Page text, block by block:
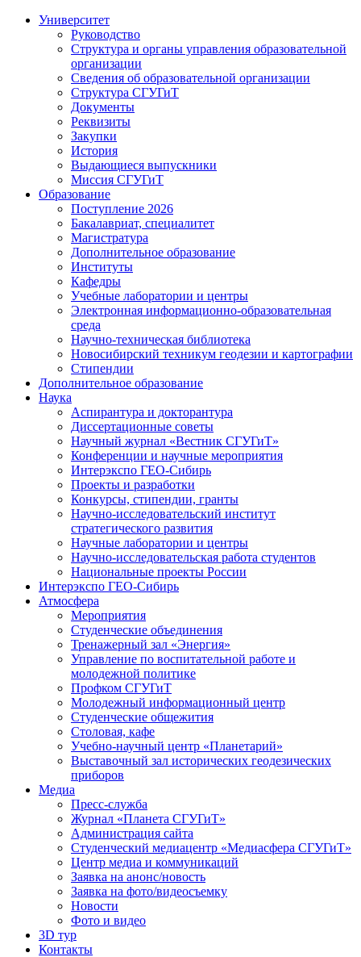
Университет
Руководство
Структура и органы управления образовательной
организации
Сведения об образовательной организации
Структура СГУГиТ
Документы
Реквизиты
Закупки
История
Выдающиеся выпускники
Миссия СГУГиТ
Образование
Поступление 2026
Бакалавриат, специалитет
Магистратура
Дополнительное образование
Институты
Кафедры
Учебные лаборатории и центры
Электронная информационно-образовательная
среда
Научно-техническая библиотека
Новосибирский техникум геодезии и картографии
Стипендии
Дополнительное образование
Наука
Аспирантура и докторантура
Диссертационные советы
Научный журнал «Вестник СГУГиТ»
Конференции и научные мероприятия
Интерэкспо ГЕО-Сибирь
Проекты и разработки
Конкурсы, стипендии, гранты
Научно-исследовательский институт
стратегического развития
Научные лаборатории и центры
Научно-исследовательская работа студентов
Национальные проекты России
Интерэкспо ГЕО-Сибирь
Атмосфера
Мероприятия
Студенческие объединения
Тренажерный зал «Энергия»
Управление по воспитательной работе и
молодежной политике
Профком СГУГиТ
Молодежный информационный центр
Студенческие общежития
Столовая, кафе
Учебно-научный центр «Планетарий»
Выставочный зал исторических геодезических
приборов
Медиа
Пресс-служба
Журнал «Планета СГУГиТ»
Администрация сайта
Студенческий медиацентр «Медиасфера СГУГиТ»
Центр медиа и коммуникаций
Заявка на анонс/новость
Заявка на фото/видеосъемку
Новости
Фото и видео
3D тур
Контакты